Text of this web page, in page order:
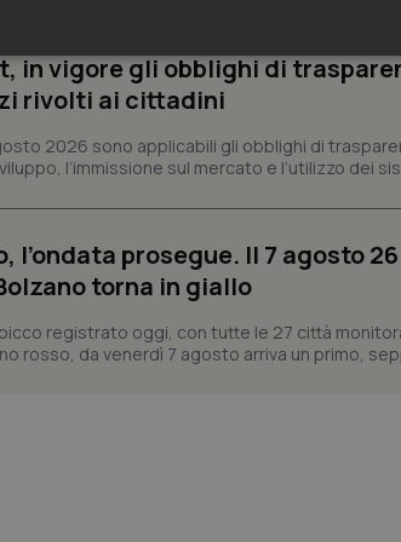
in vigore gli obblighi di
rivolti ai cittadini
2026 sono applicabili gli obblighi di
l’immissione sul mercato e l’utilizzo dei
l’ondata prosegue. Il 7 agosto
torna in giallo
registrato oggi, con tutte le 27 città
rosso, da venerdì 7 agosto arriva un primo,
Necessari
I cookie necessari contribuiscono a rendere fruibile il sito
e l'accesso alle aree protette del sito. Il sito web non è in
Nome
Fornitore /Dominio
VISITOR_PRIVACY_METADATA
YouTube